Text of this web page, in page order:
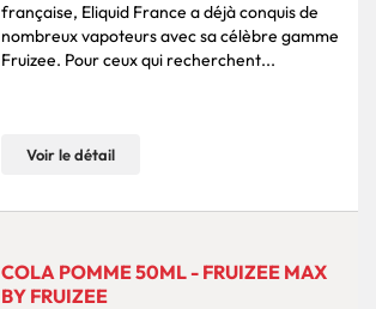
française, Eliquid France a déjà conquis de
nombreux vapoteurs avec sa célèbre gamme
Fruizee. Pour ceux qui recherchent...
Voir le détail
COLA POMME 50ML - FRUIZEE MAX
BY FRUIZEE